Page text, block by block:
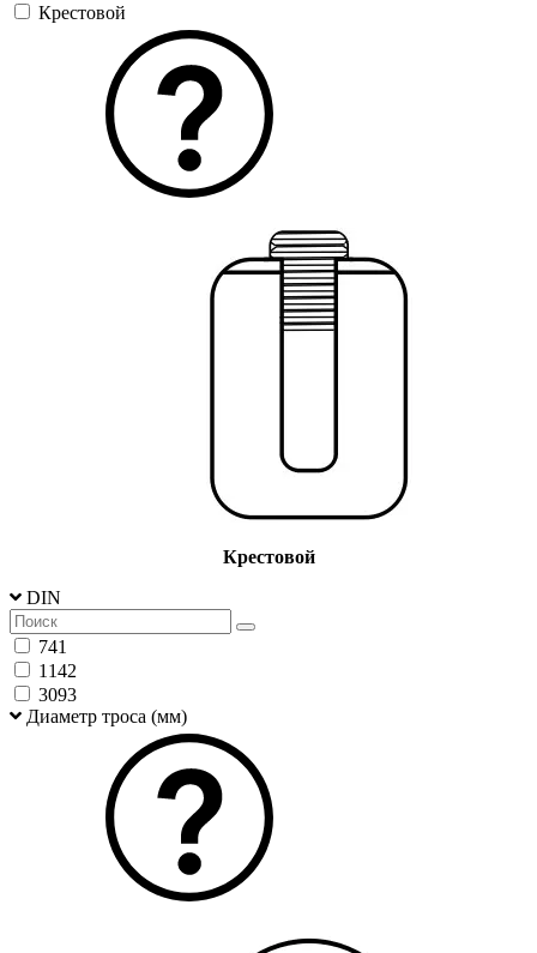
Крестовой
Крестовой
DIN
741
1142
3093
Диаметр троса (мм)